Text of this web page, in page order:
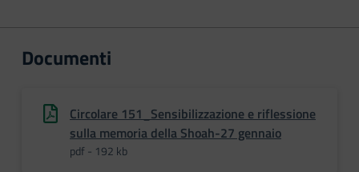
Documenti
Circolare 151_Sensibilizzazione e riflessione
sulla memoria della Shoah-27 gennaio
pdf - 192 kb